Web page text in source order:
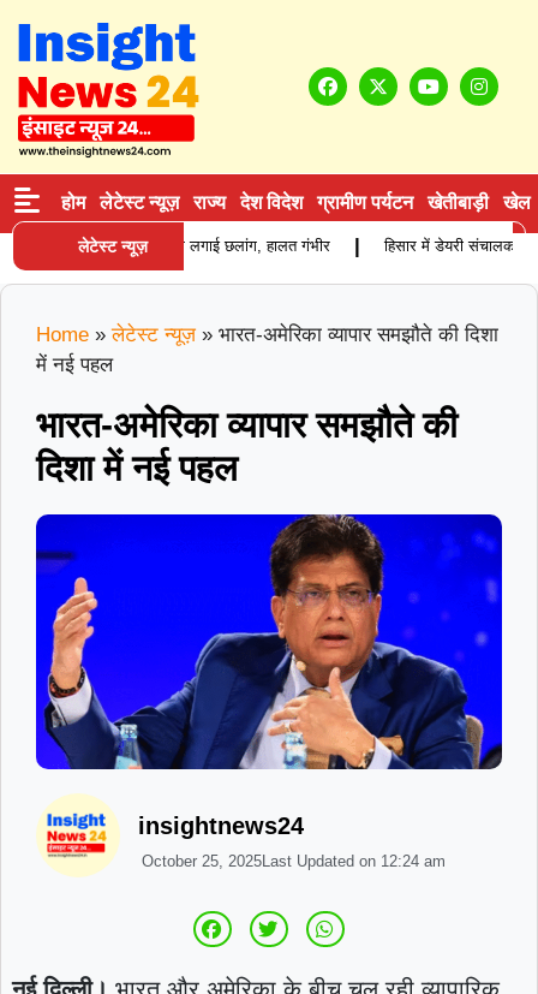
होम लेटेस्ट न्यूज़ राज्य देश विदेश ग्रामीण पर्यटन खेतीबाड़ी खेल
लेटेस्ट न्यूज़
के बाद युवक ने ट्रक के आगे लगाई छलांग, हालत गंभीर हिसार में डेयरी संचालक की
Home » लेटेस्ट न्यूज़ »भारत-अमेरिका व्यापार समझौते की दिशा
में नई पहल
भारत-अमेरिका व्यापार समझौते की
दिशा में नई पहल
insightnews24
October 25, 2025Last Updated on 12:24 am